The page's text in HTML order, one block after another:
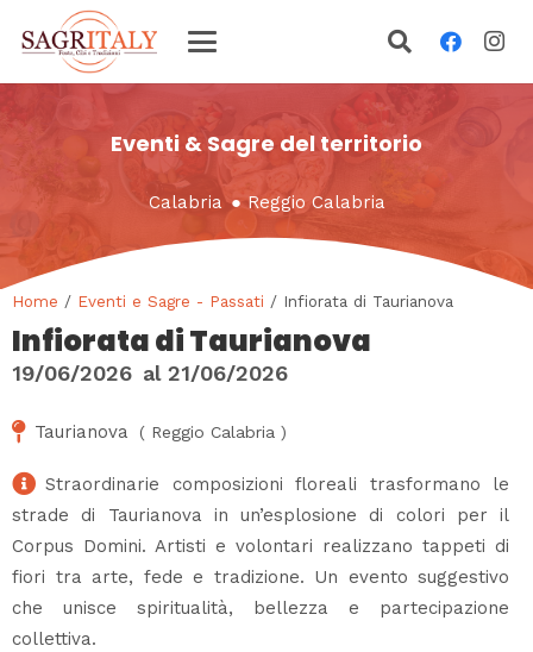
Eventi & Sagre del territorio
Calabria ●Reggio Calabria
Home / Eventi e Sagre - Passati / Infiorata di Taurianova
Infiorata di Taurianova
19/06/2026 al 21/06/2026
Taurianova ( Reggio Calabria )
Straordinarie composizioni floreali trasformano le
strade di Taurianova in un’esplosione di colori per il
Corpus Domini. Artisti e volontari realizzano tappeti di
fiori tra arte, fede e tradizione. Un evento suggestivo
che unisce spiritualità, bellezza e partecipazione
collettiva.